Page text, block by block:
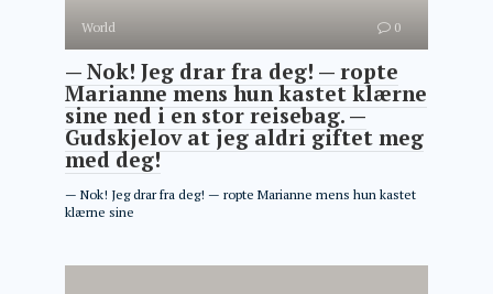
World 0
— Nok! Jeg drar fra deg! — ropte
Marianne mens hun kastet klærne
sine ned i en stor reisebag. —
Gudskjelov at jeg aldri giftet meg
med deg!
— Nok! Jeg drar fra deg! — ropte Marianne mens hun kastet
klærne sine